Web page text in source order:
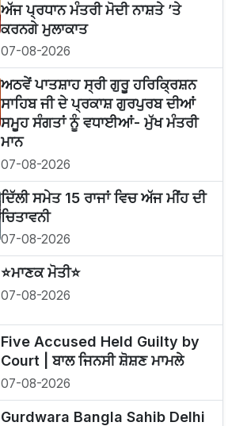
ਅੱਜ ਪ੍ਰਧਾਨ ਮੰਤਰੀ ਮੋਦੀ ਨਾਸ਼ਤੇ ’ਤੇ
ਕਰਨਗੇ ਮੁਲਾਕਾਤ
07-08-2026
ਅਠਵੇਂ ਪਾਤਸ਼ਾਹ ਸ੍ਰੀ ਗੁਰੂ ਹਰਿਕ੍ਰਿਸ਼ਨ
ਸਾਹਿਬ ਜੀ ਦੇ ਪ੍ਰਕਾਸ਼ ਗੁਰਪੁਰਬ ਦੀਆਂ
ਸਮੂਹ ਸੰਗਤਾਂ ਨੂੰ ਵਧਾਈਆਂ- ਮੁੱਖ ਮੰਤਰੀ
ਮਾਨ
07-08-2026
ਦਿੱਲੀ ਸਮੇਤ 15 ਰਾਜਾਂ ਵਿਚ ਅੱਜ ਮੀਂਹ ਦੀ
ਚਿਤਾਵਨੀ
07-08-2026
⭐️ਮਾਣਕ ਮੋਤੀ⭐️
07-08-2026
Five Accused Held Guilty by
Court | ਬਾਲ ਜਿਨਸੀ ਸ਼ੋਸ਼ਣ ਮਾਮਲੇ
07-08-2026
Gurdwara Bangla Sahib Delhi